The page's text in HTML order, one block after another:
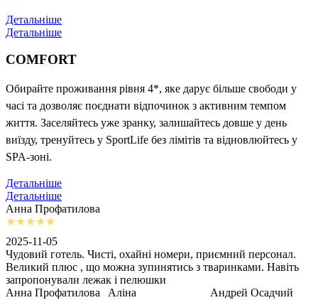
Детальніше
Детальніше
COMFORT
Обирайте проживання рівня 4*, яке дарує більше свободи у
часі та дозволяє поєднати відпочинок з активним темпом
життя. Заселяйтесь уже зранку, залишайтесь довше у день
виїзду, тренуйтесь у SportLife без лімітів та відновлюйтесь у
SPA-зоні.
Детальніше
Детальніше
Анна Профатилова
2025-11-05
Чудовий готель. Чисті, охайні номери, приємний персонал.
Великий плюс , що можна зупинятись з тваринками. Навіть
запропонували лежак і пелюшки
Анна Профатилова
Аліна Андрей Осадчий